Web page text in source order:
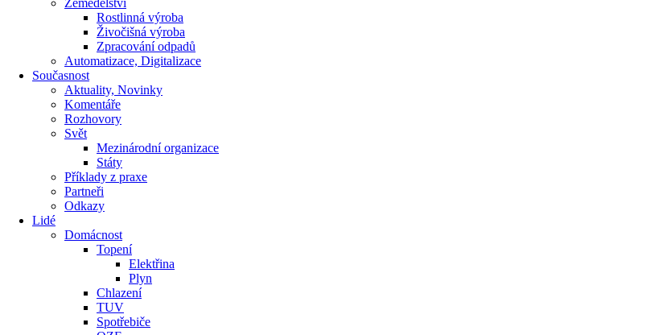
Rostlinná výroba
Živočišná výroba
Zpracování odpadů
Automatizace, Digitalizace
Současnost
Aktuality, Novinky
Komentáře
Rozhovory
Svět
Mezinárodní organizace
Státy
Příklady z praxe
Partneři
Odkazy
Lidé
Domácnost
Topení
Elektřina
Plyn
Chlazení
TUV
Spotřebiče